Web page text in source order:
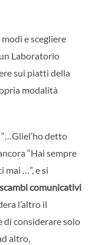
e scegliere
Laboratorio
sui piatti della
modalità
“…Gliel’ho detto
“Hai sempre
mai …”, e si
scambi comunicativi
l’altro il
di considerare solo
altro,